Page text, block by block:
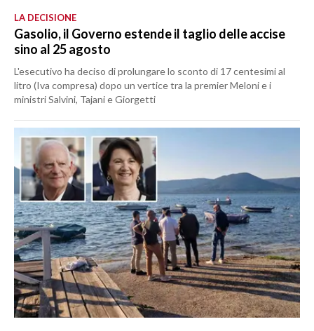
LA DECISIONE
Gasolio, il Governo estende il taglio delle accise
sino al 25 agosto
L'esecutivo ha deciso di prolungare lo sconto di 17 centesimi al
litro (Iva compresa) dopo un vertice tra la premier Meloni e i
ministri Salvini, Tajani e Giorgetti